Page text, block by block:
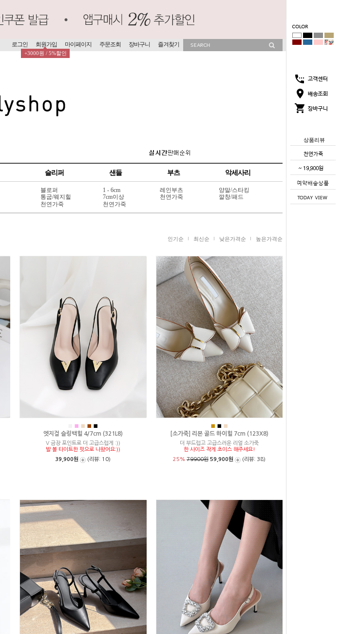
상품리뷰
로그인 회원가입
+3000원 / 5%할인
마이페이지 주문조회 장바구니 즐겨찾기
슬리퍼 샌들 부츠 악세사리
블로퍼
통굽/웨지힐
천연가죽
1 - 6cm
7cm이상
천연가죽
레인부츠
천연가죽
양말/스타킹
깔창/패드
인기순 최신순 낮은가격순 높은가격순
■ ■ ■ ■
엣지걸 슬링백힐 4/7cm (321L8)
V 금장 포인트로 더 고급스럽게 :))
발 볼 타이트한 핏으로 나왔어요:))
39,900원
(리뷰: 10)
■ ■ ■
[소가죽] 리본 골드 하이힐 7cm (123X8)
더 부드럽고 고급스러운 리얼 소가죽
한 사이즈 작게 초이스 해주세요!
25% 79900원 59,900원 (리뷰: 38)